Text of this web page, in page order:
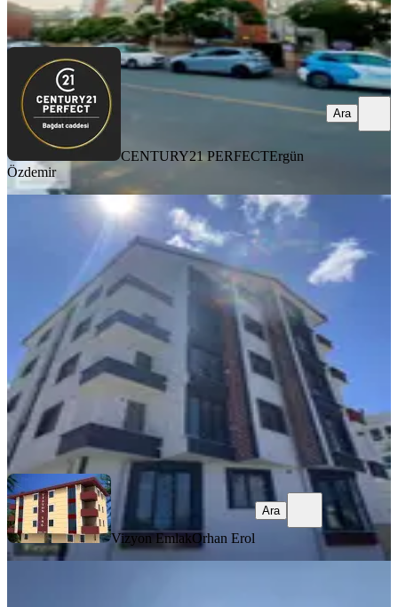
Ara
CENTURY21 PERFECTErgün
Özdemir
Ara
Madenler Metroya 2 Dakika Mesafede
Satılık 3+1 Dubleks Daire
Ümraniye, Madenler Mahallesi
120 m² 4. Kat·05.08.2026
8.000.000 ₺
Vizyon Emlak Orhan Erol
Ara
Vizyon EmlakOrhan Erol
Ara